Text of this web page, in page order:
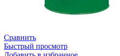
Сравнить
Быстрый просмотр